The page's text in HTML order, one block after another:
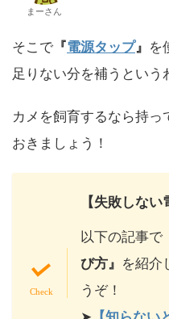
まーさん
そこで 『電源タップ』 を
足りない分を補うという
カメを飼育するなら持っ
おきましょう！
【失敗しない
以下の記事で
び方』 を紹介
うぞ！